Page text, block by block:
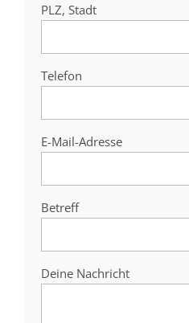
PLZ, Stadt
Telefon
E-Mail-Adresse
Betreff
Deine Nachricht